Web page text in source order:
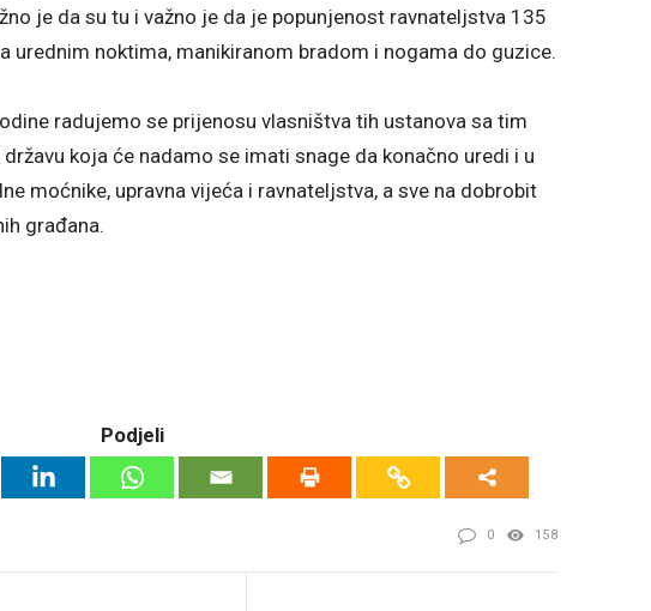
je da su tu i važno je da je popunjenost ravnateljstva 135
urednim noktima, manikiranom bradom i nogama do guzice.
radujemo se prijenosu vlasništva tih ustanova sa tim
koja će nadamo se imati snage da konačno uredi i u
moćnike, upravna vijeća i ravnateljstva, a sve na dobrobit
građana.
Podjeli
0 158